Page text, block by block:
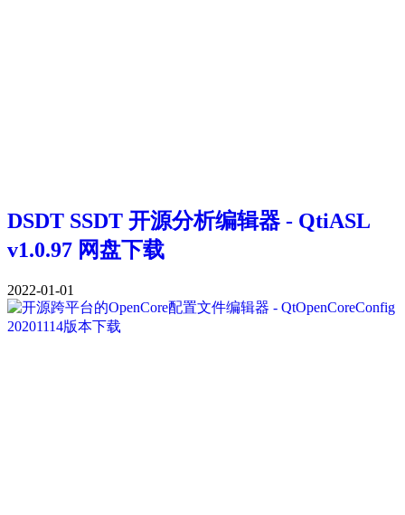
DSDT SSDT 开源分析编辑器 - QtiASL
v1.0.97 网盘下载
2022-01-01